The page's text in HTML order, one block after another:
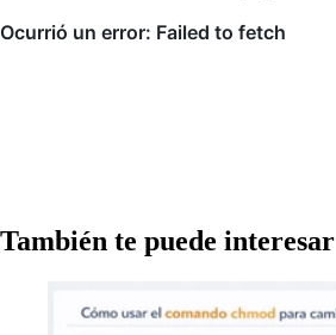
También te puede interesar